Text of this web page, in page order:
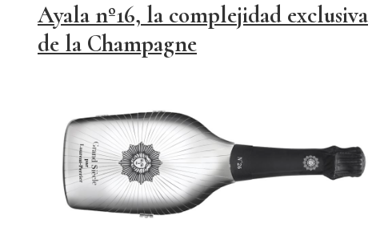
Ayala nº16, la complejidad exclusiva
de la Champagne